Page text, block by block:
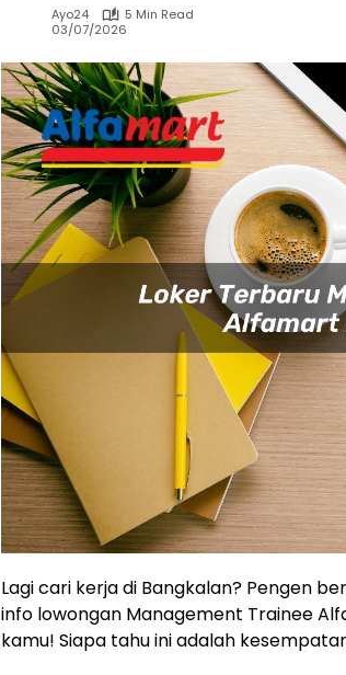
Ayo24
5 Min Read
03/07/2026
Lagi cari kerja di Bangkalan? Pengen
info lowongan Management Trainee
kamu! Siapa tahu ini adalah